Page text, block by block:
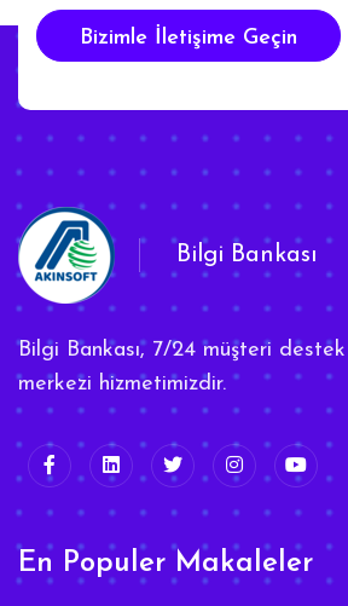
Bizimle İletişime Geçin
Bilgi Bankası
Bilgi Bankası, 7/24 müşteri
merkezi hizmetimizdir.
En Populer Makaleler